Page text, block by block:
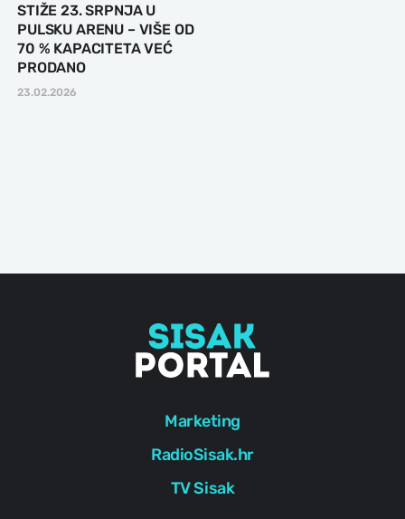
STIŽE 23. SRPNJA U
PULSKU ARENU – VIŠE OD
70 % KAPACITETA VEĆ
PRODANO
23.02.2026
Marketing
RadioSisak.hr
TV Sisak